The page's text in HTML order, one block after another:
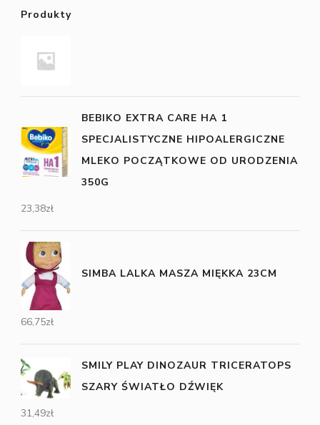
Produkty
BEBIKO EXTRA CARE HA 1
SPECJALISTYCZNE HIPOALERGICZNE
MLEKO POCZĄTKOWE OD URODZENIA
350G
23,38zł
SIMBA LALKA MASZA MIĘKKA 23CM
66,75zł
SMILY PLAY DINOZAUR TRICERATOPS
SZARY ŚWIATŁO DŹWIĘK
31,49zł